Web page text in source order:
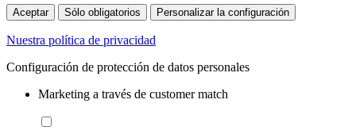
Aceptar Sólo obligatorios Personalizar la configuración
Nuestra política de privacidad
Configuración de protección de datos personales
Marketing a través de customer match